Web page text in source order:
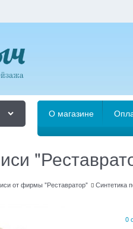
О магазине
от фирмы "Реставратор" Синтетика
0